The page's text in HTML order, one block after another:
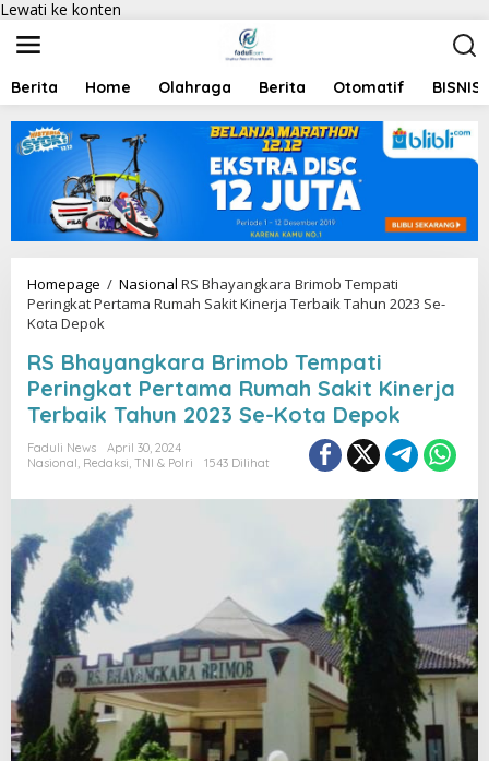
Lewati ke konten
Berita Home Olahraga Berita Otomatif BISNIS
Homepage / Nasional RS Bhayangkara Brimob Tempati
Peringkat Pertama Rumah Sakit Kinerja Terbaik Tahun 2023 Se-
Kota Depok
RS Bhayangkara Brimob Tempati
Peringkat Pertama Rumah Sakit Kinerja
Terbaik Tahun 2023 Se-Kota Depok
Faduli News
April 30, 2024
Nasional, Redaksi, TNI & Polri 1543 Dilihat